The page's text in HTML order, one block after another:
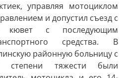
управляя мотоциклом
и допустил съезд с
с последующим
средства. В
районную больницу с
степени тяжести были